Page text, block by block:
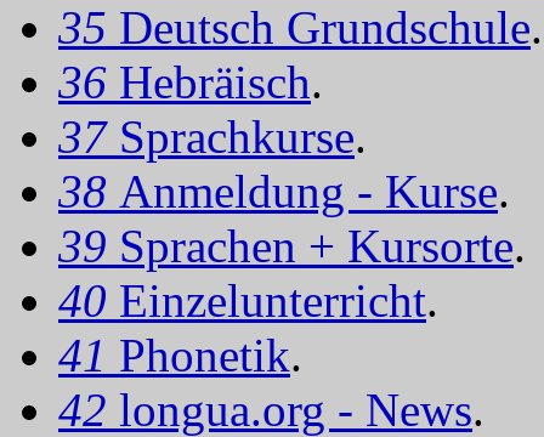
35 Deutsch Grundschule.
36 Hebräisch.
37 Sprachkurse.
38 Anmeldung - Kurse.
39 Sprachen + Kursorte.
40 Einzelunterricht.
41 Phonetik.
42 longua.org - News.